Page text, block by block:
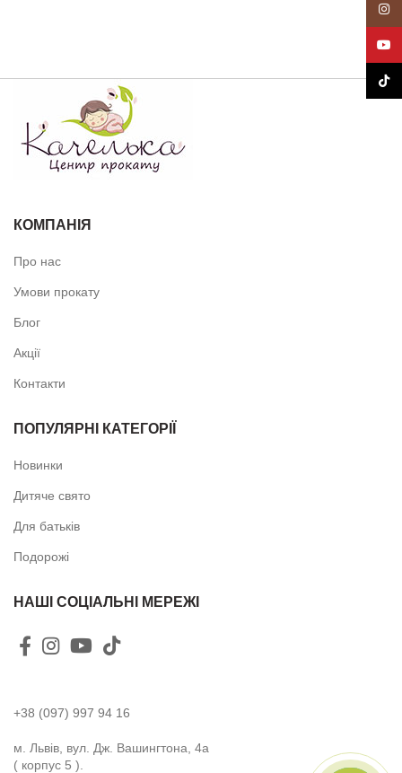
КОМПАНІЯ
Про нас
Умови прокату
Блог
Акції
Контакти
ПОПУЛЯРНІ КАТЕГОРІЇ
Новинки
Дитяче свято
Для батьків
Подорожі
НАШІ СОЦІАЛЬНІ МЕРЕЖІ
+38 (097) 997 94 16
м. Львів, вул. Дж. Вашингтона, 4а
( корпус 5 ).